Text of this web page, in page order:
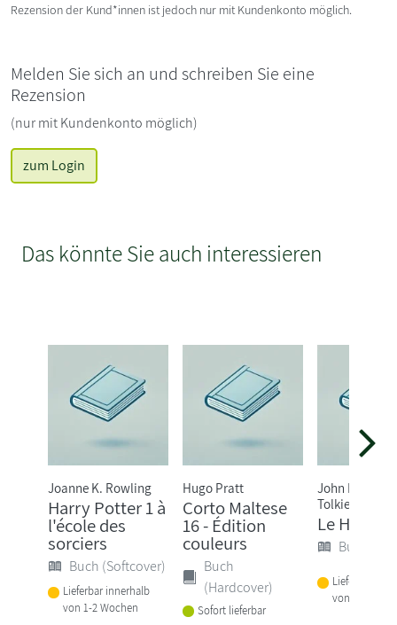
Rezension der Kund*innen ist jedoch nur mit Kundenkonto möglich.
Melden Sie sich an und schreiben Sie eine
Rezension
(nur mit Kundenkonto möglich)
zum Login
Das könnte Sie auch interessieren
Joanne K. Rowling
Harry Potter 1 à
l'école des
sorciers
Buch (Softcover)
Lieferbar innerhalb
von 1-2 Wochen
Hugo Pratt
Corto Maltese
16 - Édition
couleurs
Buch
(Hardcover)
Sofort lieferbar
John Ronald
Tolkien
Le Hobbit
Buch
Lieferbar
von 1-2